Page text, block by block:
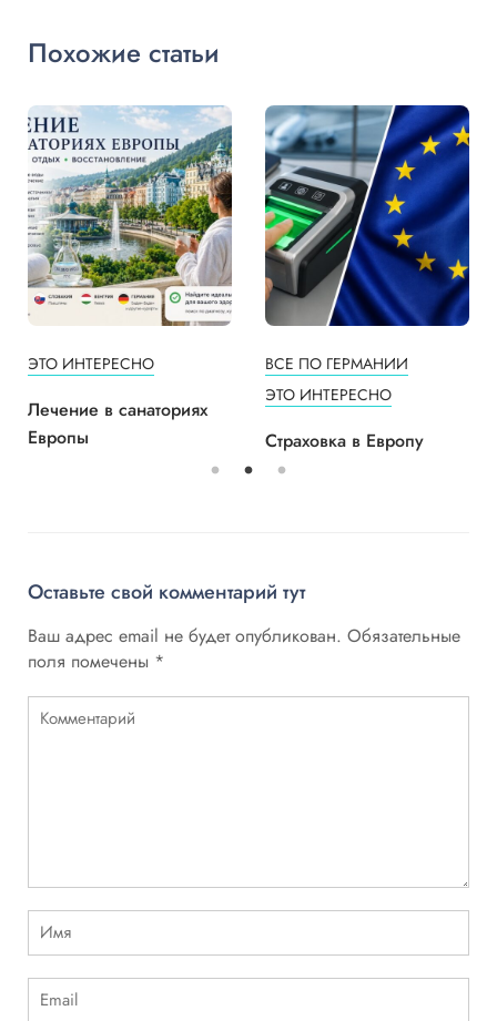
Похожие статьи
ЭТО ИНТЕРЕСНО
Лечение в санаториях
Европы
ВСЕ ПО ГЕРМАНИИ
ЭТО ИНТЕРЕСНО
Страховка в Европу
Оставьте свой комментарий тут
Ваш адрес email не будет опубликован. Обязательные
поля помечены *